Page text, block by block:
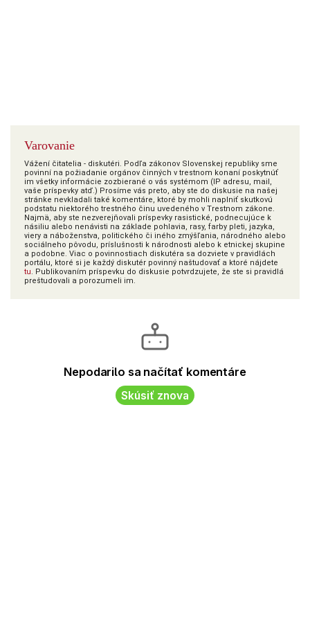
Varovanie
Vážení čitatelia - diskutéri. Podľa zákonov Slovenskej republiky sme
povinní na požiadanie orgánov činných v trestnom konaní poskytnúť
im všetky informácie zozbierané o vás systémom (IP adresu, mail,
vaše príspevky atď.) Prosíme vás preto, aby ste do diskusie na našej
stránke nevkladali také komentáre, ktoré by mohli naplniť skutkovú
podstatu niektorého trestného činu uvedeného v Trestnom zákone.
Najmä, aby ste nezverejňovali príspevky rasistické, podnecujúce k
násiliu alebo nenávisti na základe pohlavia, rasy, farby pleti, jazyka,
viery a náboženstva, politického či iného zmýšľania, národného alebo
sociálneho pôvodu, príslušnosti k národnosti alebo k etnickej skupine
a podobne. Viac o povinnostiach diskutéra sa dozviete v pravidlách
portálu, ktoré si je každý diskutér povinný naštudovať a ktoré nájdete
tu. Publikovaním príspevku do diskusie potvrdzujete, že ste si pravidlá
preštudovali a porozumeli im.